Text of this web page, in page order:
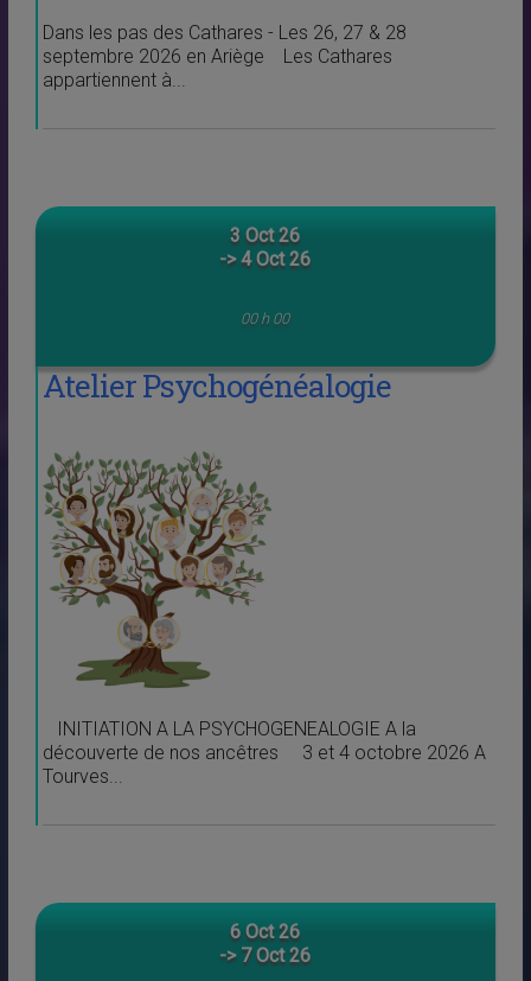
Dans les pas des Cathares - Les 26, 27 & 28
septembre 2026 en Ariège Les Cathares
appartiennent à...
3 Oct 26
-> 4 Oct 26
00 h 00
Atelier Psychogénéalogie
INITIATION A LA PSYCHOGENEALOGIE A la
découverte de nos ancêtres 3 et 4 octobre 2026 A
Tourves...
6 Oct 26
-> 7 Oct 26